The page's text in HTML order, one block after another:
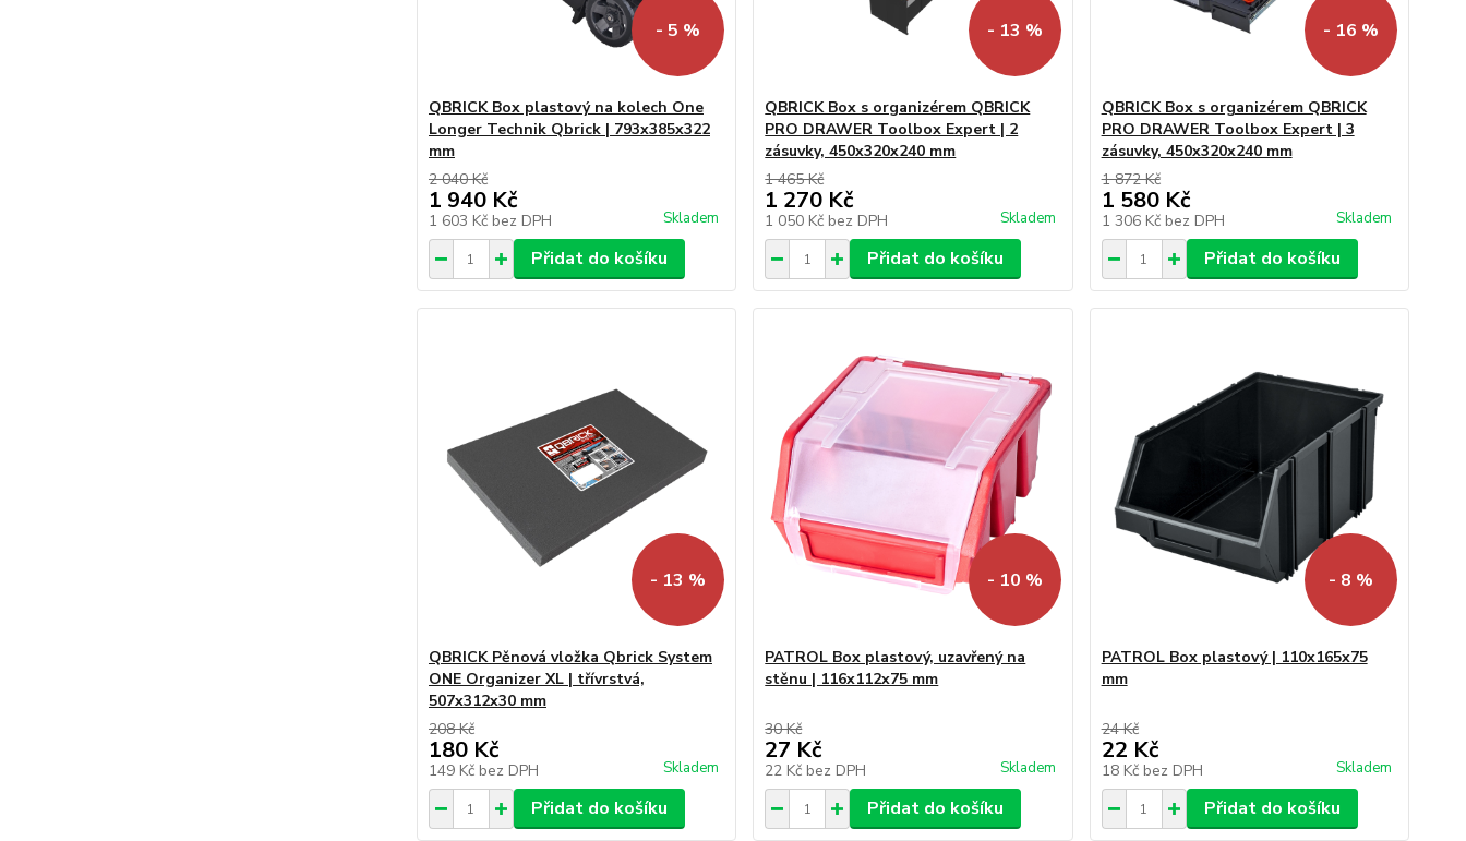
- 5 %
QBRICK Box plastový na kolech One
Longer Technik Qbrick | 793x385x322
mm
2 040 Kč
1 940 Kč
1 603 Kč bez DPH Skladem
Přidat do košíku
- 13 %
QBRICK Box s organizérem QBRICK
PRO DRAWER Toolbox Expert | 2
zásuvky, 450x320x240 mm
1 465 Kč
1 270 Kč
1 050 Kč bez DPH Skladem
Přidat do košíku
- 16 %
QBRICK Box s organizérem QBRICK
PRO DRAWER Toolbox Expert | 3
zásuvky, 450x320x240 mm
1 872 Kč
1 580 Kč
1 306 Kč bez DPH Skladem
Přidat do košíku
- 13 %
QBRICK Pěnová vložka Qbrick System
ONE Organizer XL | třívrstvá,
507x312x30 mm
208 Kč
180 Kč
149 Kč bez DPH Skladem
Přidat do košíku
- 10 %
PATROL Box plastový, uzavřený na
stěnu | 116x112x75 mm
30 Kč
27 Kč
22 Kč bez DPH Skladem
Přidat do košíku
- 8 %
PATROL Box plastový | 110x165x75
mm
24 Kč
22 Kč
18 Kč bez DPH Skladem
Přidat do košíku